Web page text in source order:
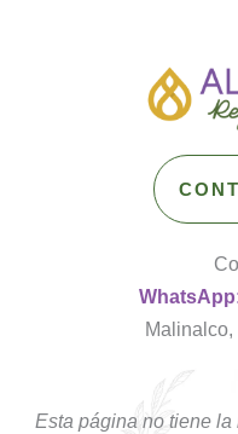
Esta página no tiene la